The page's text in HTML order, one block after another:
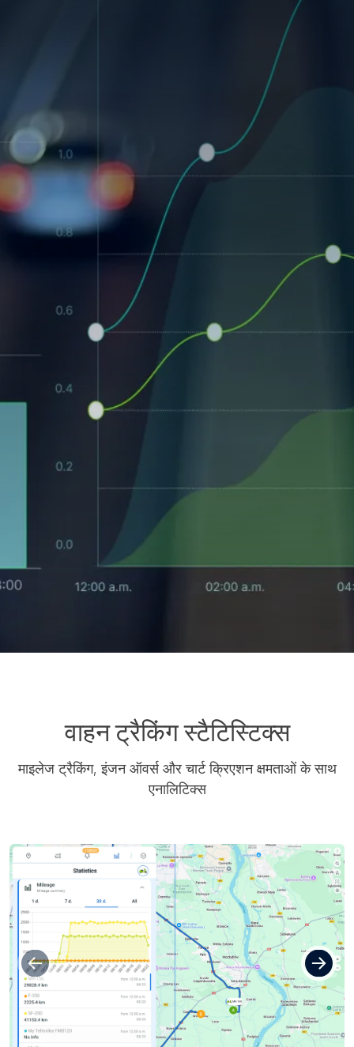
वाहन ट्रैकिंग स्टैटिस्टिक्स
माइलेज ट्रैकिंग, इंजन ऑवर्स और चार्ट क्रिएशन क्षमताओं के साथ
एनालिटिक्स